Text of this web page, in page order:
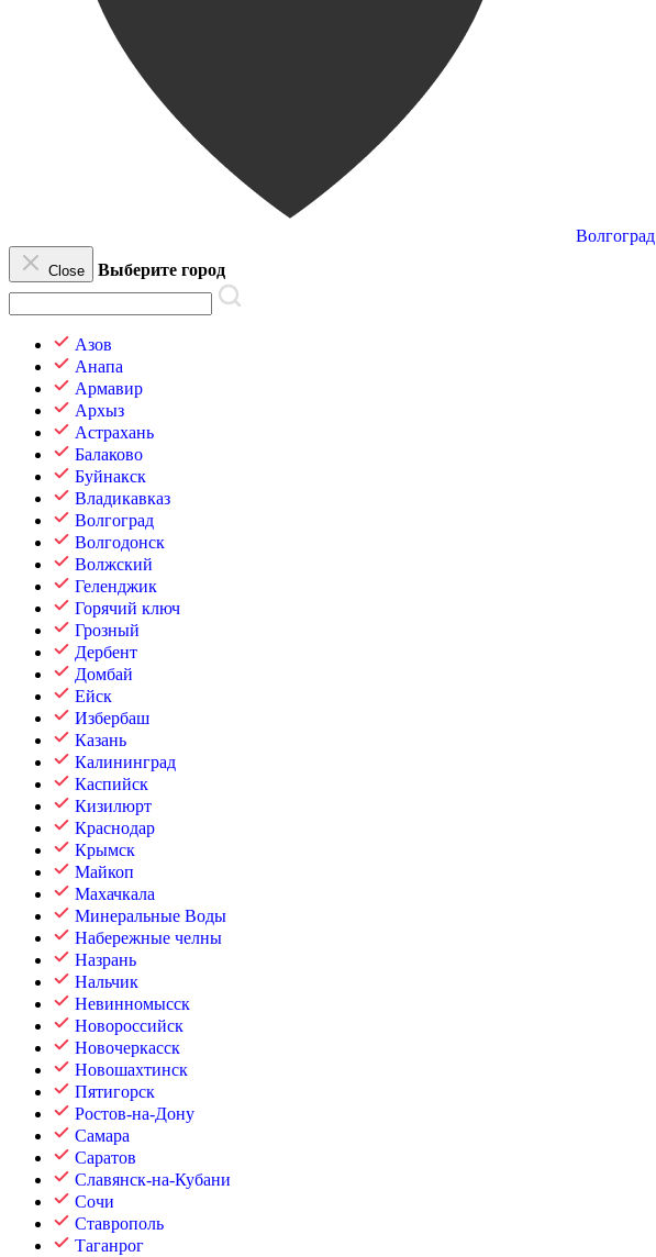
Волгоград
Close Выберите город
Азов
Анапа
Армавир
Архыз
Астрахань
Балаково
Буйнакск
Владикавказ
Волгоград
Волгодонск
Волжский
Геленджик
Горячий ключ
Грозный
Дербент
Домбай
Ейск
Избербаш
Казань
Калининград
Каспийск
Кизилюрт
Краснодар
Крымск
Майкоп
Махачкала
Минеральные Воды
Набережные челны
Назрань
Нальчик
Невинномысск
Новороссийск
Новочеркасск
Новошахтинск
Пятигорск
Ростов-на-Дону
Самара
Саратов
Славянск-на-Кубани
Сочи
Ставрополь
Таганрог